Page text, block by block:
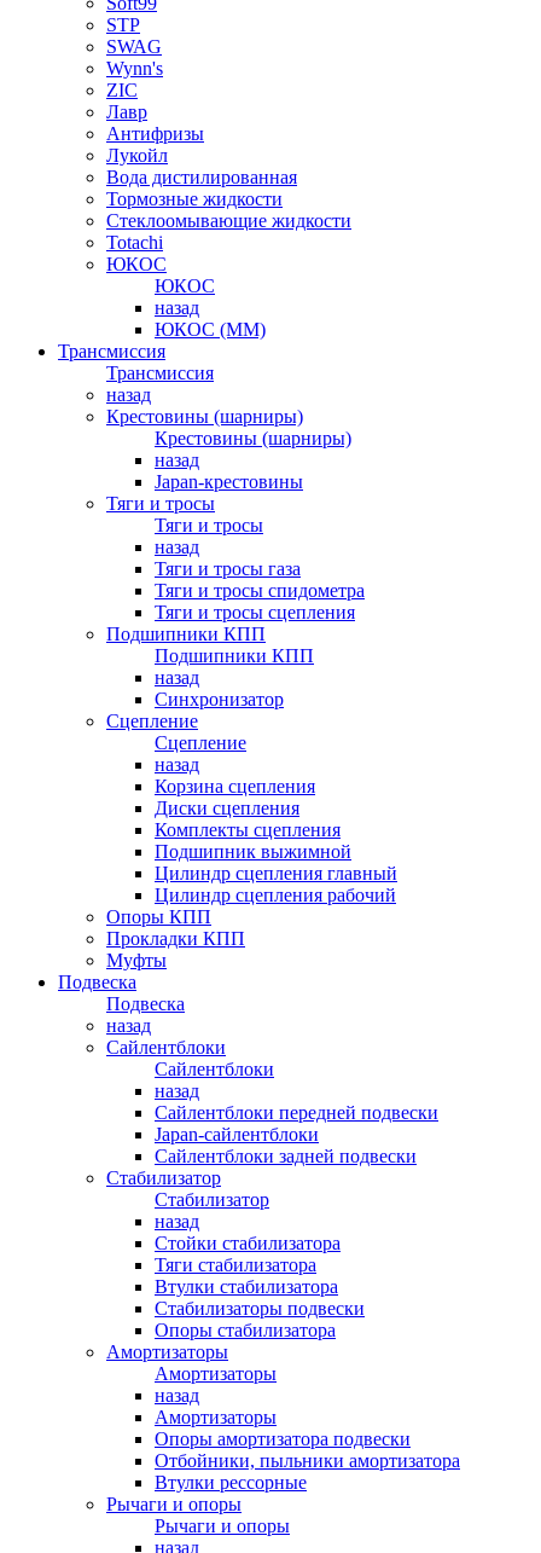
STP
SWAG
Wynn's
ZIC
Лавр
Антифризы
Лукойл
Вода дистилированная
Тормозные жидкости
Стеклоомывающие жидкости
Totachi
ЮКОС
ЮКОС
назад
ЮКОС (ММ)
Трансмиссия
Трансмиссия
назад
Крестовины (шарниры)
Крестовины (шарниры)
назад
Japan-крестовины
Тяги и тросы
Тяги и тросы
назад
Тяги и тросы газа
Тяги и тросы спидометра
Тяги и тросы сцепления
Подшипники КПП
Подшипники КПП
назад
Синхронизатор
Сцепление
Сцепление
назад
Корзина сцепления
Диски сцепления
Комплекты сцепления
Подшипник выжимной
Цилиндр сцепления главный
Цилиндр сцепления рабочий
Опоры КПП
Прокладки КПП
Муфты
Подвеска
Подвеска
назад
Сайлентблоки
Сайлентблоки
назад
Сайлентблоки передней подвески
Japan-сайлентблоки
Сайлентблоки задней подвески
Стабилизатор
Стабилизатор
назад
Стойки стабилизатора
Тяги стабилизатора
Втулки стабилизатора
Стабилизаторы подвески
Опоры стабилизатора
Амортизаторы
Амортизаторы
назад
Амортизаторы
Опоры амортизатора подвески
Отбойники, пыльники амортизатора
Втулки рессорные
Рычаги и опоры
Рычаги и опоры
назад